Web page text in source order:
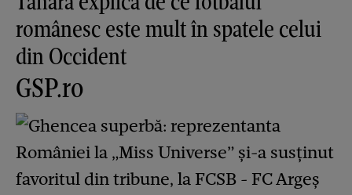
românesc este mult în spatele celui
din Occident
GSP.ro